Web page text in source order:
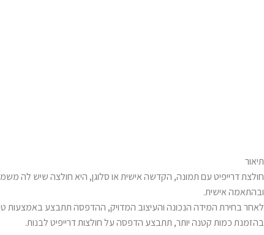
תיאור
חולצת דרייפיט עם תמונה, הקדשה אישית או סלוגן, היא חולצה שיש לה
ובהתאמה אישית.
בהזמנת כמות קטנה יותר, תתבצע הדפסה על חולצות דרייפיט לבנות.